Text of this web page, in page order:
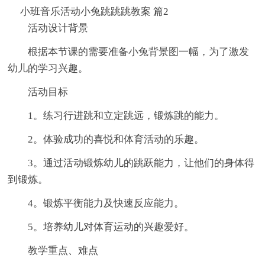
小班音乐活动小兔跳跳跳教案 篇2
活动设计背景
根据本节课的需要准备小兔背景图一幅，为了激发
幼儿的学习兴趣。
活动目标
1。练习行进跳和立定跳远，锻炼跳的能力。
2。体验成功的喜悦和体育活动的乐趣。
3。通过活动锻炼幼儿的跳跃能力，让他们的身体得
到锻炼。
4。锻炼平衡能力及快速反应能力。
5。培养幼儿对体育运动的兴趣爱好。
教学重点、难点